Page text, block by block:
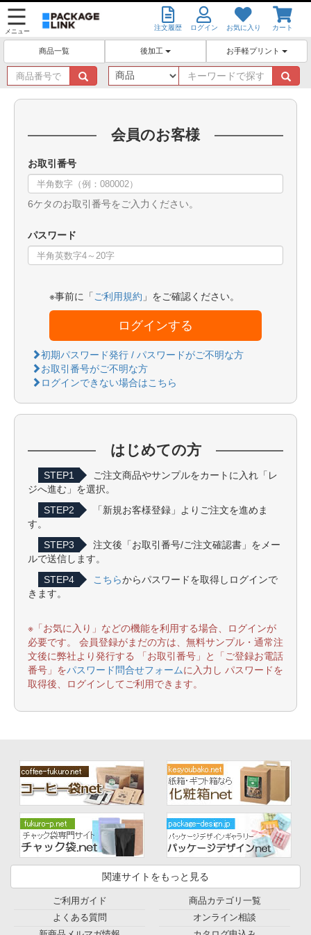
メニュー 注文履歴 ログイン お気に入り カート
商品一覧 後加工 お手軽プリント
商
品
番
キ
ー
ワ
会員のお客様
お取引番号
6ケタのお取引番号をご入力ください。
パスワード
※事前に「 ご利用規約 」をご確認ください。
ログインする
初期パスワード発行 / パスワードがご不明な方
お取引番号がご不明な方
ログインできない場合はこちら
はじめての方
STEP1
ご注文商品やサンプルをカートに入れ「レ
ジへ進む」を選択。
STEP2
「新規お客様登録」よりご注文を進めま
す。
STEP3
注文後「お取引番号/ご注文確認書」をメー
ルで送信します。
STEP4
こちらからパスワードを取得しログインで
きます。
※「お気に入り」などの機能を利用する場合、ログインが
必要です。 会員登録がまだの方は、無料サンプル・通常注
文後に弊社より発行する 「お取引番号」と「ご登録お電話
番号」をパスワード問合せフォームに入力し パスワードを
取得後、ログインしてご利用できます。
関連サイトをもっと見る
ご利用ガイド
よくある質問
商品カテゴリ一覧
オンライン相談